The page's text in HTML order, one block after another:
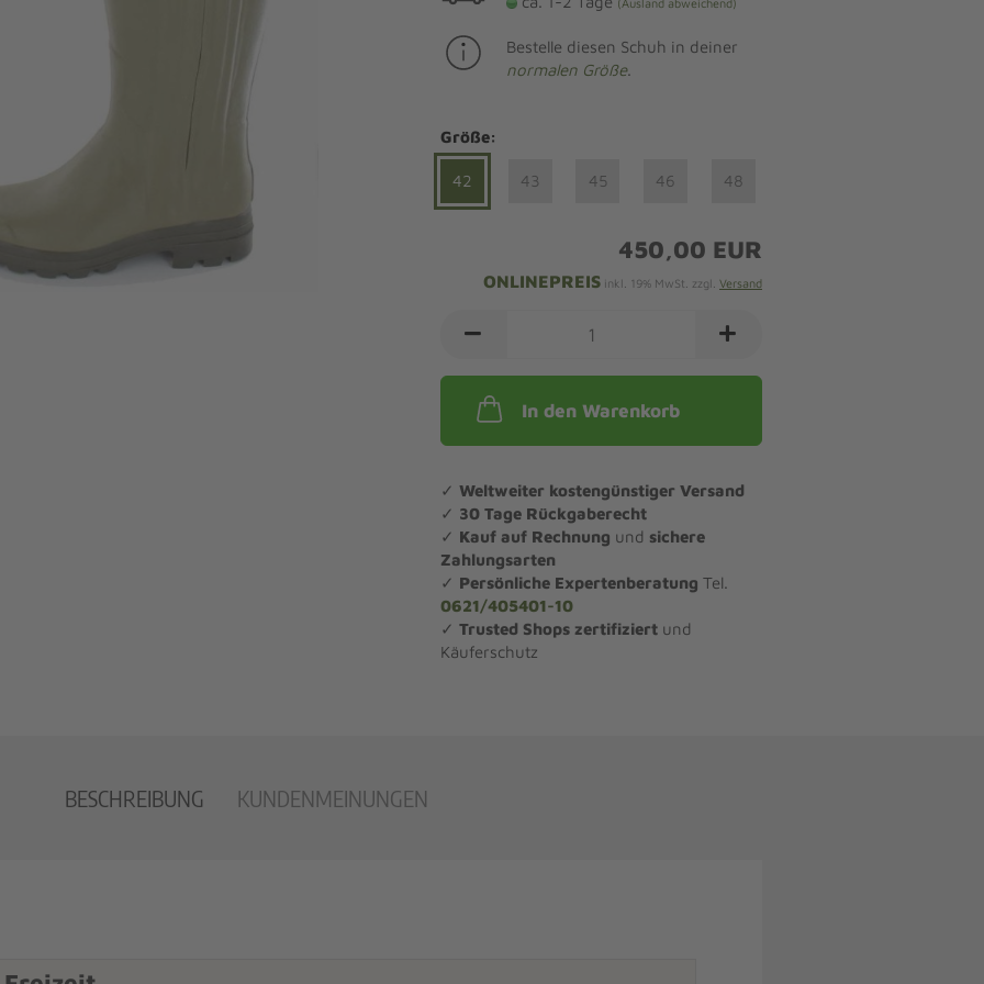
und Strümpfe -
Komfort
Sale
Bestelle diesen Schuh in deiner
normalen Größe.
Größe:
42 43 45 46 48
450,00 EUR
ONLINEPREISinkl. 19% MwSt. zzgl. Versand
In den Warenkorb
✓ Weltweiter kostengünstiger Versand
✓ 30 Tage Rückgaberecht
✓ Kauf auf Rechnung und sichere
Zahlungsarten
✓ Persönliche Expertenberatung Tel.
0621/405401-10
✓ Trusted Shops zertifiziertund
Käuferschutz
BESCHREIBUNG KUNDENMEINUNGEN